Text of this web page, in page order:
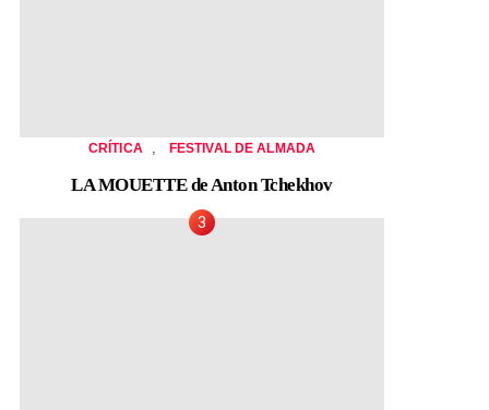
CRÍTICA FESTIVAL DE ALMADA
LA MOUETTE de Anton Tchekhov